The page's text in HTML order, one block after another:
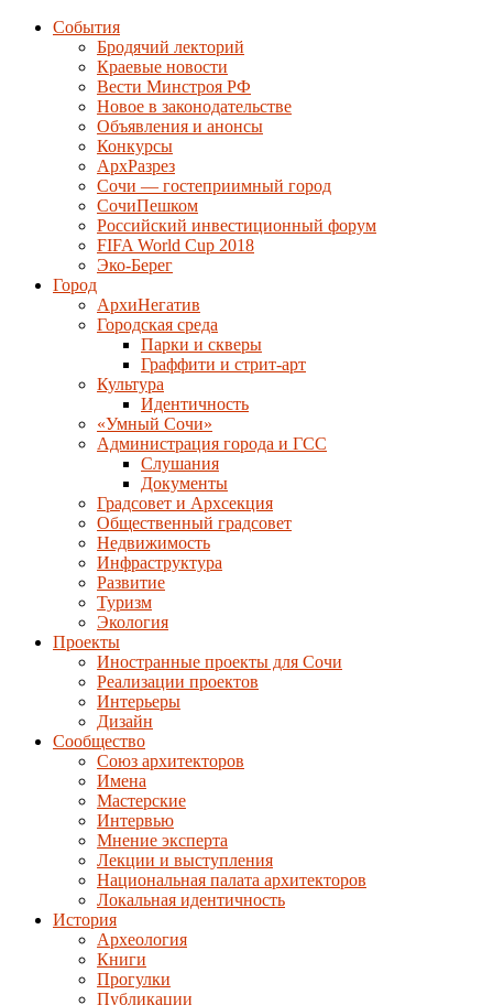
События
Бродячий лекторий
Краевые новости
Вести Минстроя РФ
Новое в законодательстве
Объявления и анонсы
Конкурсы
АрхРазрез
Сочи — гостеприимный город
СочиПешком
Российский инвестиционный форум
FIFA World Cup 2018
Эко-Берег
Город
АрхиНегатив
Городская среда
Парки и скверы
Граффити и стрит-арт
Культура
Идентичность
«Умный Сочи»
Администрация города и ГСС
Слушания
Документы
Градсовет и Архсекция
Общественный градсовет
Недвижимость
Инфраструктура
Развитие
Туризм
Экология
Проекты
Иностранные проекты для Сочи
Реализации проектов
Интерьеры
Дизайн
Сообщество
Союз архитекторов
Имена
Мастерские
Интервью
Мнение эксперта
Лекции и выступления
Национальная палата архитекторов
Локальная идентичность
История
Археология
Книги
Прогулки
Публикации